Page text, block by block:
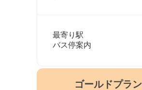
最寄り駅
バス停案内
ゴールドプラン